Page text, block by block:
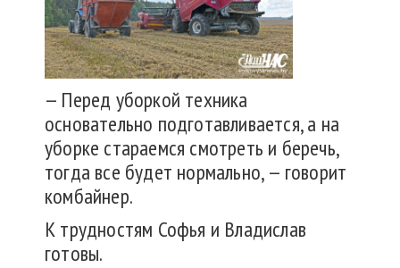
— Перед уборкой техника
основательно подготавливается, а на
уборке стараемся смотреть и беречь,
тогда все будет нормально, — говорит
комбайнер.
К трудностям Софья и Владислав
готовы.